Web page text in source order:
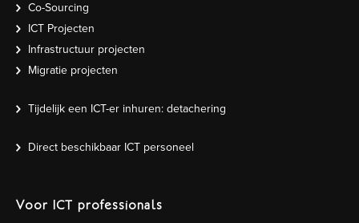
Co-Sourcing
ICT Projecten
Infrastructuur projecten
Migratie projecten
Tijdelijk een ICT-er inhuren: detachering
Direct beschikbaar ICT personeel
Voor ICT professionals